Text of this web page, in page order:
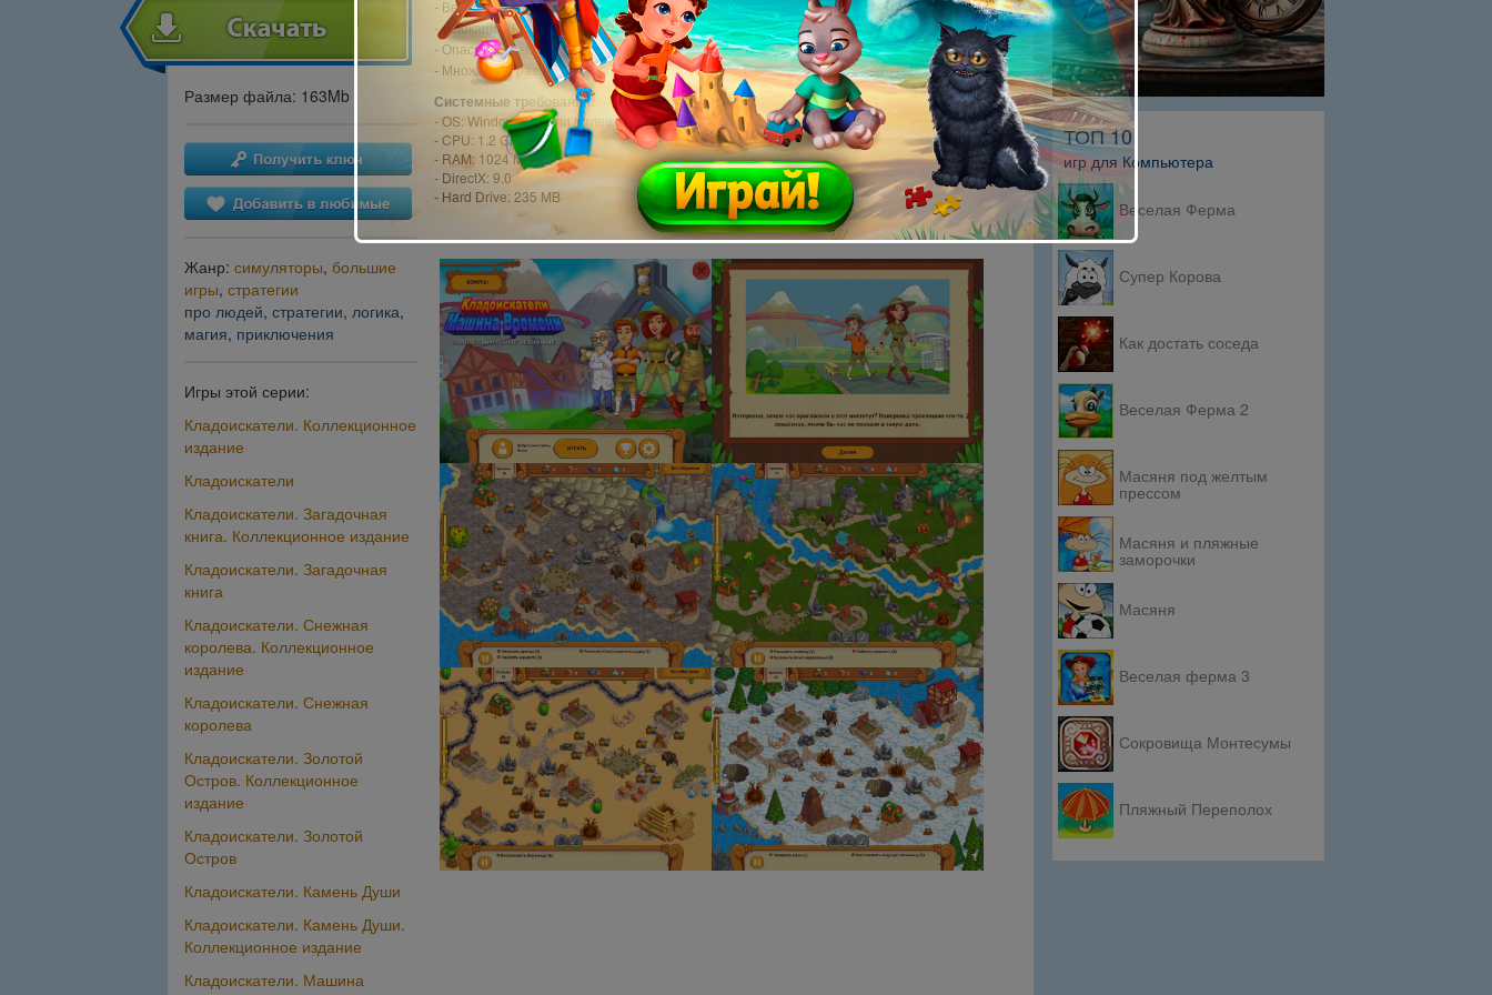
Размер файла: 163Mb
Жанр: симуляторы, большие
игры, стратегии
про людей, стратегии, логика,
магия, приключения
Игры этой серии:
Кладоискатели. Коллекционное
издание
Кладоискатели
Кладоискатели. Загадочная
книга. Коллекционное издание
Кладоискатели. Загадочная
книга
Кладоискатели. Снежная
королева. Коллекционное
издание
Кладоискатели. Снежная
королева
Кладоискатели. Золотой
Остров. Коллекционное
издание
Кладоискатели. Золотой
Остров
Кладоискатели. Камень Души
Кладоискатели. Камень Души.
Коллекционное издание
Кладоискатели. Машина
- Веселый сюжет, красочные комиксы и яркие персонажи
- 4 локации:Скалистые горы, пустыни, непроходимые джунгли и долины вечных снегов
- Опасные враги:
Скелеты, мамонты, кракены, дроны и динозавры
- Множество разнообразных заданий, с которыми вы еще не сталкивались!
Системные требования:
- OS: Windows XP или более поздняя версия
- CPU: 1.2 GHz
- RAM: 1024 MB
- DirectX: 9.0
- Hard Drive: 235 MB
ТОП 10
игр для Компьютера
Веселая Ферма
Супер Корова
Как достать соседа
Веселая Ферма 2
Масяня под желтым
прессом
Масяня и пляжные
заморочки
Масяня
Веселая ферма 3
Сокровища Монтесумы
Пляжный Переполох